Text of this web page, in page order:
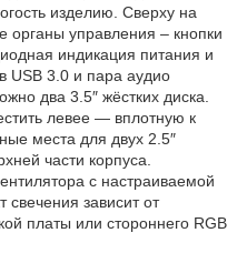
изделию. Сверху на
управления – кнопки
индикация питания и
USB 3.0 и пара аудио
два 3.5″ жёстких диска.
левее — вплотную к
места для двух 2.5″
части корпуса.
с настраиваемой
свечения зависит от
платы или стороннего RGB